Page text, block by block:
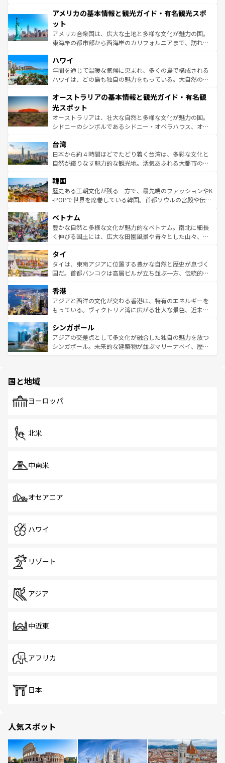
ンツ一覧を参照してほしい。
の建物がそのまま残る町や、スイスならではのユニークな
博物館もあり、アルプス観光だけでなく町歩きも満喫する
ことができる。国民の所得が高いため物価も高いが、旅行
者向けの交通パス提供のサービスもあり、うまく活用すれ
着のスイス情報は
アメリカの基本情報と観光ガイド・有名観光スポ
ット
アメリカ合衆国は、広大な土地と多様な文化が魅力の国。
東海岸の都市部から西海岸のカリフォルニアまで、訪れる
のような巨大都市は、観光、ショッピング、エンターテイ
ンメントが詰まった刺激的なスポットだ。一方、アメリカ
西部には大自然が広がり、グランドキャニオンやイエロー
部のニューオーリンズでは、音楽と美食が融合した独特の
文化が魅力。旅行者はアメリカの各地域で異なる魅力を楽
しみながら、その多様性と豊かな歴史を感じることができ
るだろう。車でのロードトリップや列車の旅も、アメリカ
情報は
ハワイ
年間を通じて温暖な気候に恵まれ、多くの島で構成される
ハワイは、どの島も独自の魅力をもっている。大自然の神
ワイ島は見逃せない。また、定番の観光地といえばオアフ
島だが、静かな自然を求めるならマウイ島やカウアイ島が
おすすめ。エメラルドグリーンに輝く海をはじめ、豊かな
文化や歴史が息づいている。「アロハスピリット」と呼ば
人々、おいしいローカルフードやハワイアンミュージッ
ク、伝統的なフラダンスなど、すべてがハワイの魅力を彩
っている。訪れるたびに新しい発見と感動が待っているハ
はコンテンツ一覧
オーストラリアの基本情報と観光ガイド・有名観
光スポット
オーストラリアは、壮大な自然と多様な文化が魅力の国。
シドニーのシンボルであるシドニー・オペラハウス、オー
リアリーフや大陸中央部にそびえるウルル（エアーズロッ
ク）、タスマニアの美しい原生林やケアンズの熱帯雨林な
ど、見どころがたくさん。また、カフェやワイン、オージ
いる。アクティビティも充実しており、サーフィンやダイ
ビング、ハイキングなど、アウトドア好きにはたまらな
い。オーストラリアの多彩な魅力を存分に味わいつくそ
参照してほしい。
台湾
日本から約４時間ほどでたどり着く台湾は、多彩な文化と
自然が織りなす魅力的な観光地。活気あふれる大都市の台
ン）、静ひつな山岳地帯である台湾東部など、都市の喧騒
と山間の静けさが共存しており、訪れる人に新しい発見と
驚きをもたらしてくれる。また、奥深い台湾の食文化も魅
容にもいいと評判のスイーツなど、バラエティ豊かな料理
が味わえる。 なお、新着の台湾情報は コンテンツ一覧を参
照してほしい。
韓国
歴史ある王朝文化が残る一方で、最先端のファッションやK
-POPで世界を席巻している韓国。首都ソウルの宮殿や伝統
き、地方に足を延ばせば四季折々の自然美を楽しむことが
できる。そして、キムチや焼肉、絶品のストリートフード
まで、さまざまな韓国料理が待っている。夜には、韓国な
リティに包まれながら、韓国の多彩な魅力を心ゆくまで味
わってみてほしい。 なお、新着の韓国情報はコンテンツ一
覧を参照してほしい。
ベトナム
豊かな自然と多様な文化が魅力的なベトナム。南北に細長
く伸びる国土には、広大な田園風景や青々とした山々、世
急速な発展と共に伝統が息づく。ハノイの古い町並みやホ
ーチミン市のフランス統治時代の建物も、独特の雰囲気を
醸し出している。また、バラエティの豊かさとおいしさで
とつ。フォーやバインミー、ベトナムコーヒーなどは、ぜ
ひ現地で味わいたい。どの地域を訪れてもあたたかい人々
が旅行者を迎えてくれるので、きっと忘れられない旅にな
参照してほしい。
タイ
タイは、東南アジアに位置する豊かな自然と歴史が息づく
国だ。首都バンコクは高層ビルが立ち並ぶ一方、伝統的な
の活気が交差している。北部ではチェンマイなどの山岳地
帯で自然と触れ合い、南部ではプーケットやクラビの美し
いビーチでリゾート気分を楽しむことができる。タイ料理
激する。気候は一年中温暖で、どの季節にも異なる楽しみ
が待っている。親しみやすいタイの人々、仏教を中心とし
た文化、そして多様な観光資源が、訪れる旅人を魅了し続
香港
アジアと西洋の文化が交わる香港は、特有のエネルギーを
もっている。ヴィクトリア湾に広がる壮大な景色、近未来
み、どこを訪れても感動するはず。観光スポットが密集し
ており、効率よく見どころを回れるのも魅力。息をのむよ
うな絶景から文化的な体験まで、香港を存分に楽しみ尽く
シンガポール
アジアの交差点として多文化が融合した独自の魅力を放つ
シンガポール。未来的な建築物が並ぶマリーナベイ、歴史
で、ホーカーズは地元の風情を楽しめる外せないスポット
国と地域
ヨーロッパ
北米
中南米
オセアニア
ハワイ
リゾート
アジア
中近東
アフリカ
日本
人気スポット